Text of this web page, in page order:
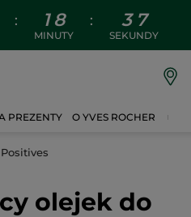
: 1 8
MINUTY
: 3 6
SEKUNDY
PREZENTY O YVES ROCHER
olejek do